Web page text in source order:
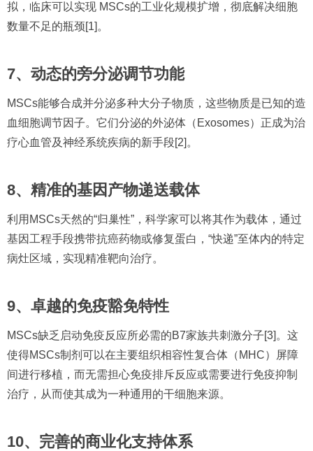
拟，临床可以实现 MSCs的工业化规模扩增，彻底解决细胞
数量不足的瓶颈[1]。
7、动态的旁分泌调节功能
MSCs能够合成并分泌多种大分子物质，这些物质是已知的造
血细胞调节因子。它们分泌的外泌体（Exosomes）正成为治
疗心血管及神经系统疾病的新手段[2]。
8、精准的基因产物递送载体
利用MSCs天然的“归巢性”，科学家可以将其作为载体，通过
基因工程手段携带抗癌药物或修复蛋白，“快递”至体内的特定
病灶区域，实现精准靶向治疗。
9、卓越的免疫豁免特性
MSCs缺乏启动免疫反应所必需的B7家族共刺激分子[3]。这
使得MSCs制剂可以在主要组织相容性复合体（MHC）屏障
间进行移植，而无需担心免疫排斥反应或需要进行免疫抑制
治疗，从而使其成为一种通用的干细胞来源。
10、完善的商业化支持体系